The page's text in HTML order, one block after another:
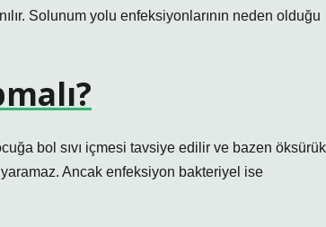
Solunum yolu enfeksiyonlarının neden olduğu
bol sıvı içmesi tavsiye edilir ve bazen öksürük
Ancak enfeksiyon bakteriyel ise